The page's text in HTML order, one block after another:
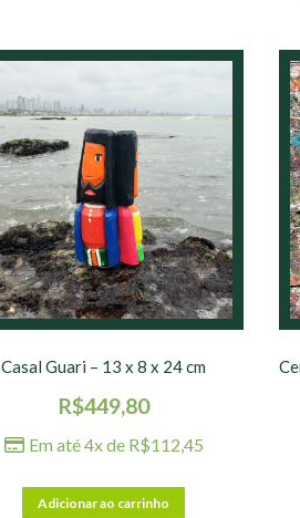
Casal Guari – 13 x 8 x 24 cm
R$449,80
Em até 4x de R$112,45
Adicionar ao carrinho